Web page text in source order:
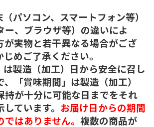
パソコン、スマートフォン等）
ー、ブラウザ等）の違いによ
が実物と若干異なる場合がござ
めご了承ください。
製造（加工）日から安全に召し
「賞味期間」は製造（加工）
持が十分に可能な日までをそれ
ています。 お届け日からの期間
はありません。 複数の商品が